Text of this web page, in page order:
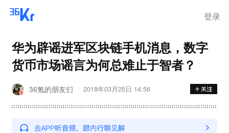
登录
华为辟谣进军区块链手机消息，数字
货币市场谣言为何总难止于智者？
36氪的朋友们 2018年03月25日 14:56